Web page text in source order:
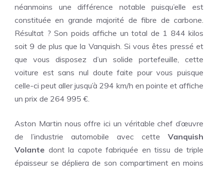
néanmoins une différence notable puisqu’elle est
constituée en grande majorité de fibre de carbone.
Résultat ? Son poids affiche un total de 1 844 kilos
soit 9 de plus que la Vanquish. Si vous êtes pressé et
que vous disposez d’un solide portefeuille, cette
voiture est sans nul doute faite pour vous puisque
celle-ci peut aller jusqu’à 294 km/h en pointe et affiche
un prix de 264 995 €.
Aston Martin nous offre ici un véritable chef d’œuvre
de l’industrie automobile avec cette Vanquish
Volante dont la capote fabriquée en tissu de triple
épaisseur se dépliera de son compartiment en moins